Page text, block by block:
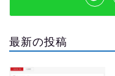
最新の投稿